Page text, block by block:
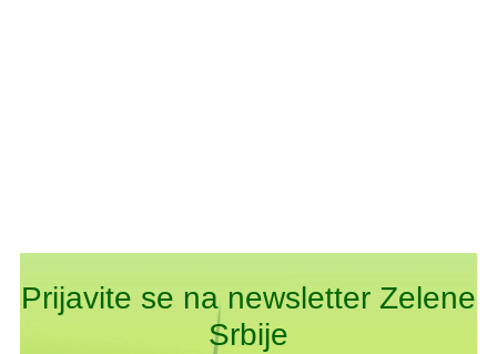
Prijavite se na newsletter Zelene
Srbije